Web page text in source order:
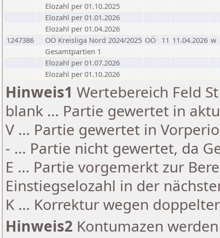
Elozahl per 01.10.2025
Elozahl per 01.01.2026
Elozahl per 01.04.2026
1247386
OÖ Kreisliga Nord 2024/2025 OÖ 11 11.04.2026 w
Gesamtpartien 1
Elozahl per 01.07.2026
Elozahl per 01.10.2026
Hinweis1 Wertebereich Feld
blank ... Partie gewertet in
V ... Partie gewertet in
- ... Partie nicht gewertet, da
E ... Partie vorgemerkt zur
Einstiegselozahl in der
K ... Korrektur wegen
Hinweis2 Kontumazen